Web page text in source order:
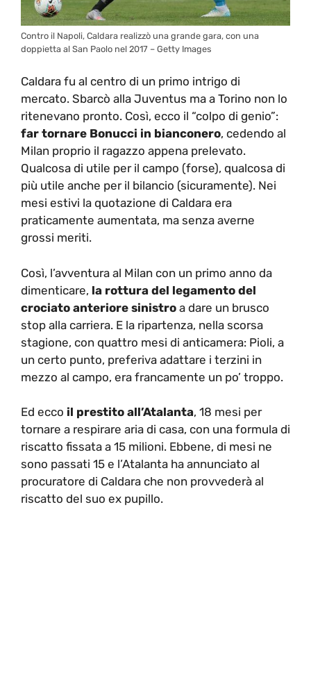
Contro il Napoli, Caldara realizzò una grande gara, con una
doppietta al San Paolo nel 2017 – Getty Images
Caldara fu al centro di un primo intrigo di
mercato. Sbarcò alla Juventus ma a Torino non lo
ritenevano pronto. Così, ecco il “colpo di genio”:
far tornare Bonucci in bianconero, cedendo al
Milan proprio il ragazzo appena prelevato.
Qualcosa di utile per il campo (forse), qualcosa di
più utile anche per il bilancio (sicuramente). Nei
mesi estivi la quotazione di Caldara era
praticamente aumentata, ma senza averne
grossi meriti.
Così, l’avventura al Milan con un primo anno da
dimenticare, la rottura del legamento del
crociato anteriore sinistro a dare un brusco
stop alla carriera. E la ripartenza, nella scorsa
stagione, con quattro mesi di anticamera: Pioli, a
un certo punto, preferiva adattare i terzini in
mezzo al campo, era francamente un po’ troppo.
Ed ecco il prestito all’Atalanta, 18 mesi per
tornare a respirare aria di casa, con una formula di
riscatto fissata a 15 milioni. Ebbene, di mesi ne
sono passati 15 e l’Atalanta ha annunciato al
procuratore di Caldara che non provvederà al
riscatto del suo ex pupillo.